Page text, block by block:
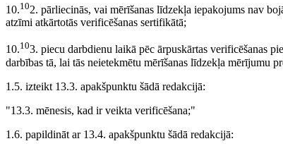
10.102. pārliecinās, vai mērīšanas līdzekļa iepakojums nav
atzīmi atkārtotās verificēšanas sertifikātā;
10.103. piecu darbdienu laikā pēc ārpuskārtas verificēšanas
darbības tā, lai tās neietekmētu mērīšanas līdzekļa mērījumu
1.5. izteikt 13.3. apakšpunktu šādā redakcijā:
"13.3. mēnesis, kad ir veikta verificēšana;"
1.6. papildināt ar 13.4. apakšpunktu šādā redakcijā: